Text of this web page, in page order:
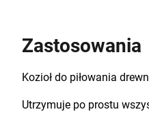
Zastosowania
Kozioł do piłowania
Utrzymuje po prostu